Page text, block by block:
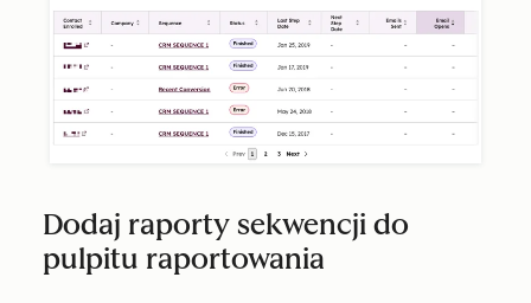
Dodaj raporty sekwencji do
pulpitu raportowania